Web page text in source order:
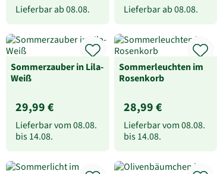
Lieferbar ab08.08. Lieferbar ab08.08.
Sommerzauber in Lila-
Weiß
29,99 €
Lieferbar vom08.08.
bis 14.08.
Sommerleuchten im
Rosenkorb
28,99 €
Lieferbar vom08.08.
bis 14.08.